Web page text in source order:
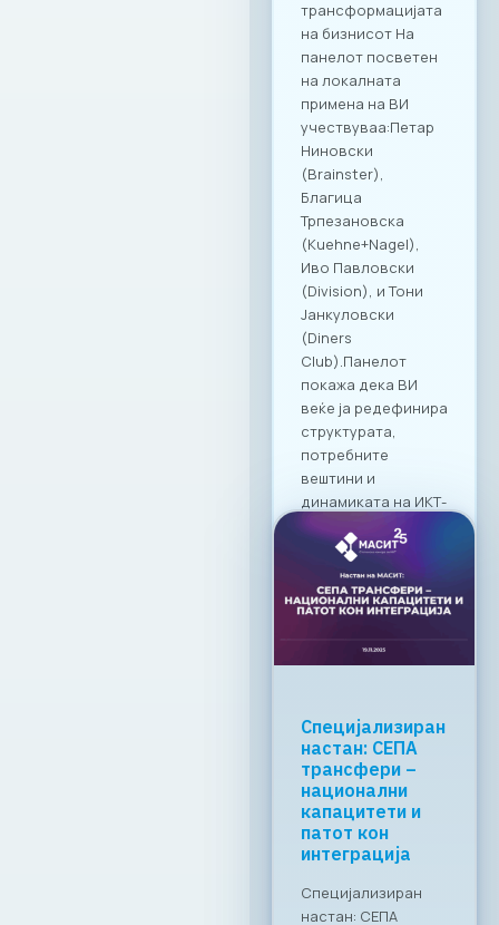
секторот. МАСИТ
продолжува
посветено да
гради мостови и да
создава вредност
за своите членки,
поставувајќи нови,
повисоки
стандарди за
корпоративна
култура и
професионално
дружење во
Македонија.
19. 03. 2026г.
Прочитај
повеќе
МАСИТ со
клучна
поддршка за
формализација
на економијата
преку
дигитални
Заедничка